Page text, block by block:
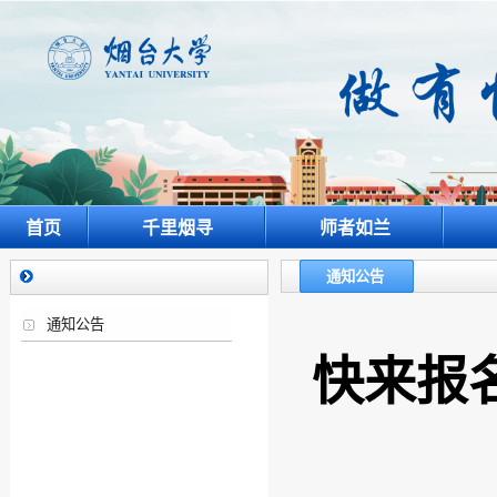
首页 千里烟寻 师者如兰
通知公告
通知公告
快来报